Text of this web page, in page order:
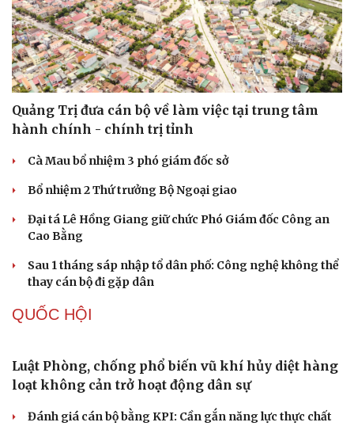
Cải chính
mạo thương hiệu
Bắt khẩn cấp bảo mẫu trong vụ hai trẻ nhỏ bị bạo hành
tại TP.HCM
Nóng 24h ngày 8/8: Công an làm việc với bảo mẫu bạo
hành trẻ ở TP.HCM
Bổ sung thẩm quyền xử phạt vi phạm hành chính với
TP.HCM
TỔ CHỨC NHÂN SỰ